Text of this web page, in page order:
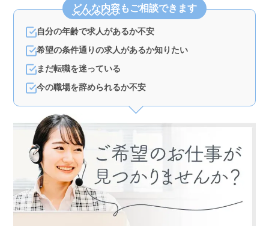
どんな内容もご相談できます
自分の年齢で求人があるか不安
希望の条件通りの求人があるか知りたい
まだ転職を迷っている
今の職場を辞められるか不安